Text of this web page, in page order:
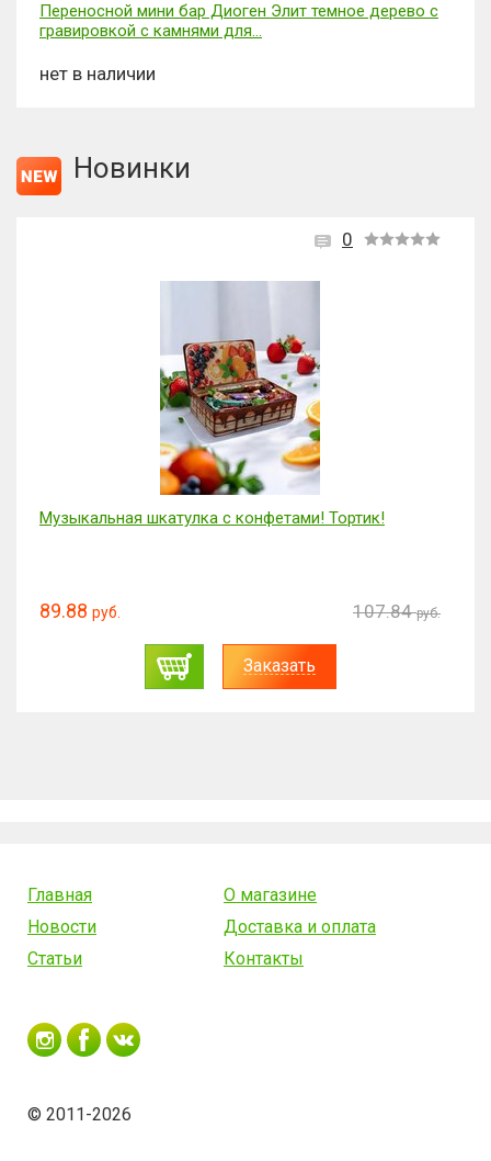
Переносной мини бар Диоген Элит темное дерево с
гравировкой с камнями для...
нет в наличии
Новинки
0
Музыкальная шкатулка с конфетами! Тортик!
89.88 руб. 107.84 руб.
Заказать
Главная
О магазине
Новости
Доставка и оплата
Статьи
Контакты
© 2011-2026